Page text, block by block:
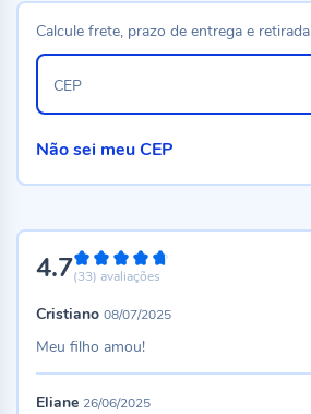
4.794%
(33) avaliações
Cristiano 08/07/2025
Meu filho amou!
Eliane 26/06/2025
Calcule frete, prazo de entrega e retirada
CEP
Não sei meu CEP